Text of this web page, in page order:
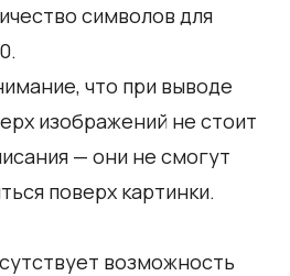
символов для
что при выводе
изображений не стоит
— они не смогут
поверх картинки.
возможность